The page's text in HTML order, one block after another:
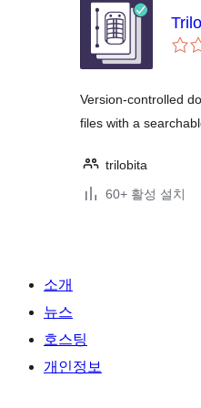
Version-controlled
files with a
trilobita
60+ 활성 설치
소개
뉴스
호스팅
개인정보